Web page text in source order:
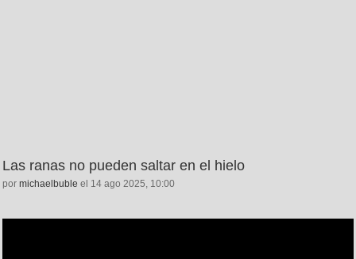
Las ranas no pueden saltar en el hielo
por michaelbuble el 14 ago 2025, 10:00